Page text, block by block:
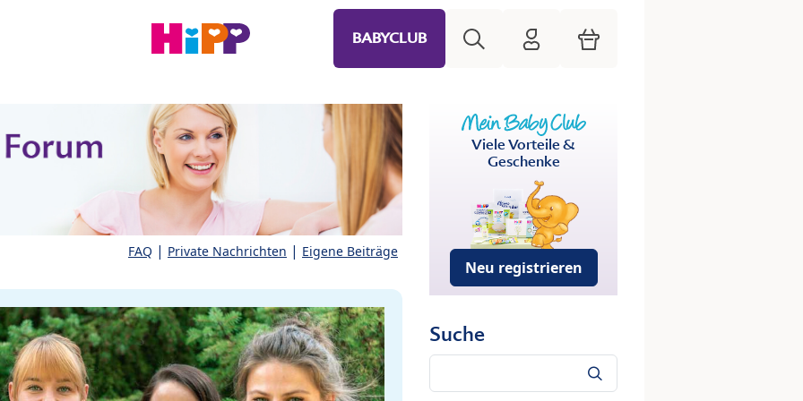
BABYCLUB HiPP Mein Babyclub
Warenkorb
FAQ | Private Nachrichten | Eigene Beiträge
Viele Vorteile &
Geschenke
Neu registrieren
Suche